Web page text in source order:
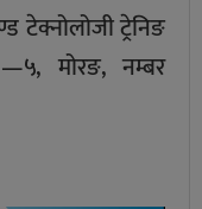
टेक्नोलोजी ट्रेनिङ
मोरङ, नम्बर